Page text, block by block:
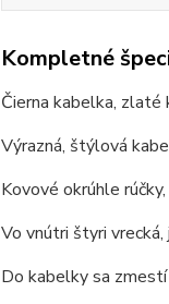
Kompletné
Čierna kabelka, zlaté
Výrazná, štýlová
Kovové okrúhle
Vo vnútri štyri
Do kabelky sa